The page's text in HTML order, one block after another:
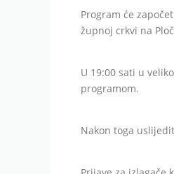
Program će
župnoj crkvi na
U 19:00 sati u
programom.
Nakon toga